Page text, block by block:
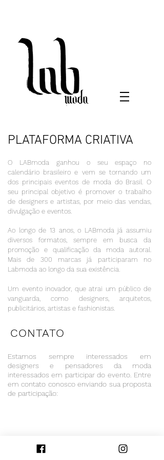
PLATAFORMA CRIATIVA
O LABmoda ganhou o seu espaço no
calendário brasileiro e vem se tornando um
dos principais eventos de moda do Brasil. O
seu principal objetivo é promover o trabalho
de designers e artistas, por meio das vendas,
divulgação e eventos.
Ao longo de 13 anos, o LABmoda já assumiu
diversos formatos, sempre em busca da
promoção e qualificação da moda autoral.
Mais de 300 marcas já participaram no
Labmoda ao longo da sua existência.
Um evento inovador, que atrai um público de
vanguarda, como designers, arquitetos,
publicitários, artistas e fashionistas.
CONTATO
Estamos sempre interessados em
designers e pensadores da moda
interessados em participar do evento. Entre
em contato conosco enviando sua proposta
de participação: